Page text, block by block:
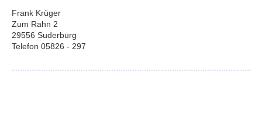
Frank Krüger
Zum Rahn 2
29556 Suderburg
Telefon 05826 - 297